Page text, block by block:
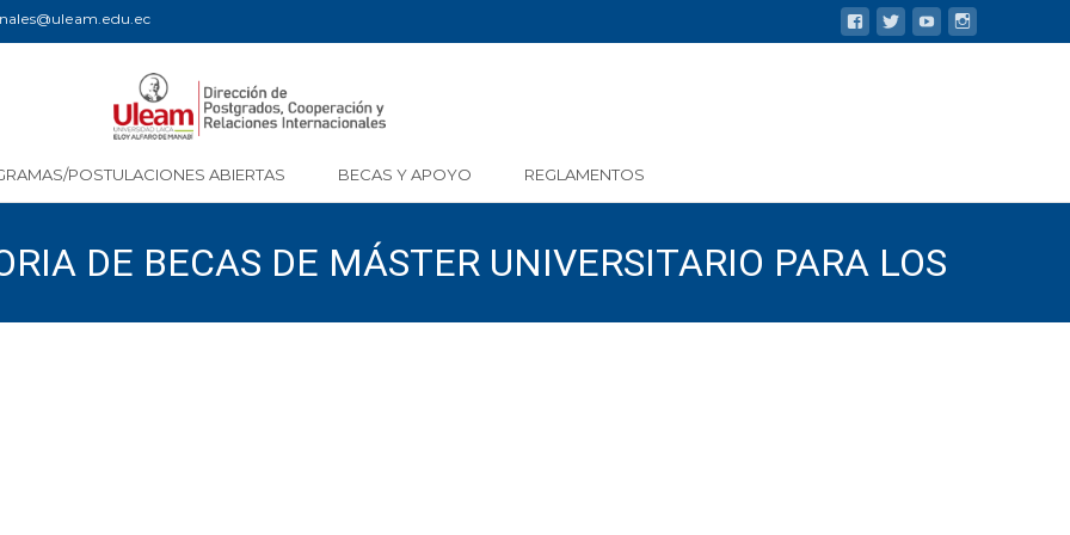
POSTULACIONES ABIERTAS BECAS Y APOYO REGLAMENTOS
DE BECAS DE MÁSTER UNIVERSITARIO PARA LOS